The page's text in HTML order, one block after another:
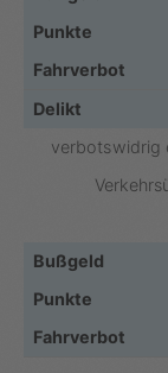
verbotswidrig